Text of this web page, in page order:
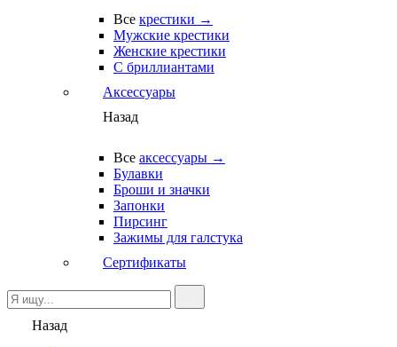
Все крестики →
Мужские крестики
Женские крестики
С бриллиантами
Аксессуары
Назад
Все аксессуары →
Булавки
Броши и значки
Запонки
Пирсинг
Зажимы для галстука
Сертификаты
Назад